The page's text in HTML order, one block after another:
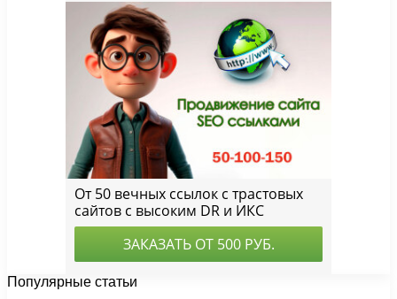
Популярные статьи